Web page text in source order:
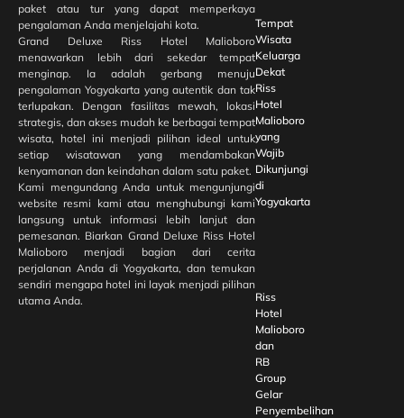
paket atau tur yang dapat memperkaya
pengalaman Anda menjelajahi kota.
Grand Deluxe Riss Hotel Malioboro
menawarkan lebih dari sekedar tempat
menginap. Ia adalah gerbang menuju
pengalaman Yogyakarta yang autentik dan tak
terlupakan. Dengan fasilitas mewah, lokasi
strategis, dan akses mudah ke berbagai tempat
wisata, hotel ini menjadi pilihan ideal untuk
setiap wisatawan yang mendambakan
kenyamanan dan keindahan dalam satu paket.
Kami mengundang Anda untuk mengunjungi
website resmi kami atau menghubungi kami
langsung untuk informasi lebih lanjut dan
pemesanan. Biarkan Grand Deluxe Riss Hotel
Malioboro menjadi bagian dari cerita
perjalanan Anda di Yogyakarta, dan temukan
sendiri mengapa hotel ini layak menjadi pilihan
utama Anda.
Tempat
Wisata
Keluarga
Dekat
Riss
Hotel
Malioboro
yang
Wajib
Dikunjungi
di
Yogyakarta
Riss
Hotel
Malioboro
dan
RB
Group
Gelar
Penyembelihan